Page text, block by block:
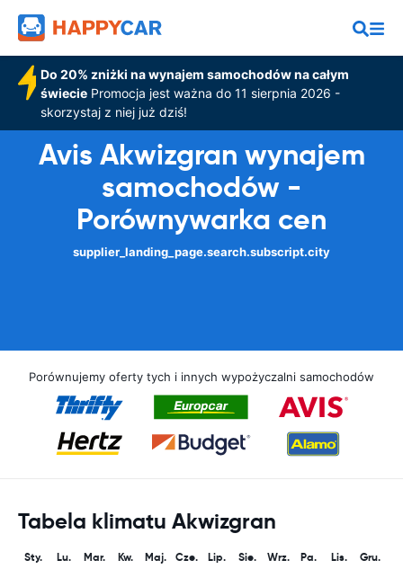
Do 20% zniżki na wynajem samochodów na całym
świeciePromocja jest ważna do 11 sierpnia 2026 -
skorzystaj z niej już dziś!
Avis Akwizgran wynajem
samochodów -
Porównywarka cen
supplier_landing_page.search.subscript.city
Porównujemy oferty tych i innych wypożyczalni samochodów
Tabela klimatu Akwizgran
Sty. Lu. Mar. Kw. Maj. Cze. Lip. Sie. Wrz. Pa. Lis. Gru.